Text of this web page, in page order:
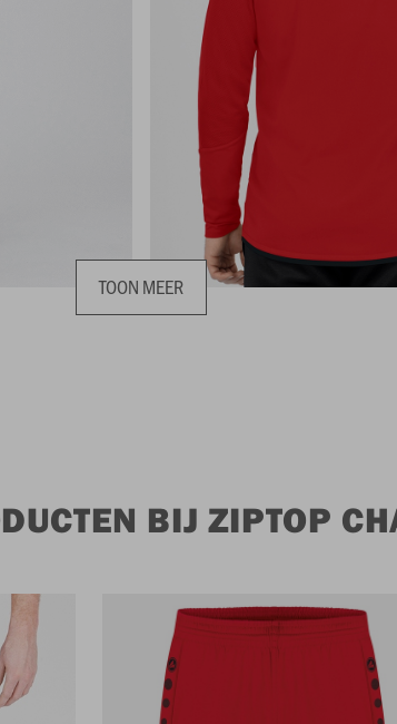
TOON MEER
BIJ ZIPTOP